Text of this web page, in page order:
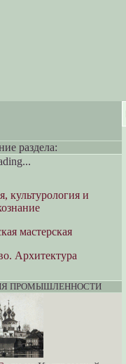
раздела:
культурология и
мастерская
Архитектура
ПРОМЫШЛЕННОСТИ